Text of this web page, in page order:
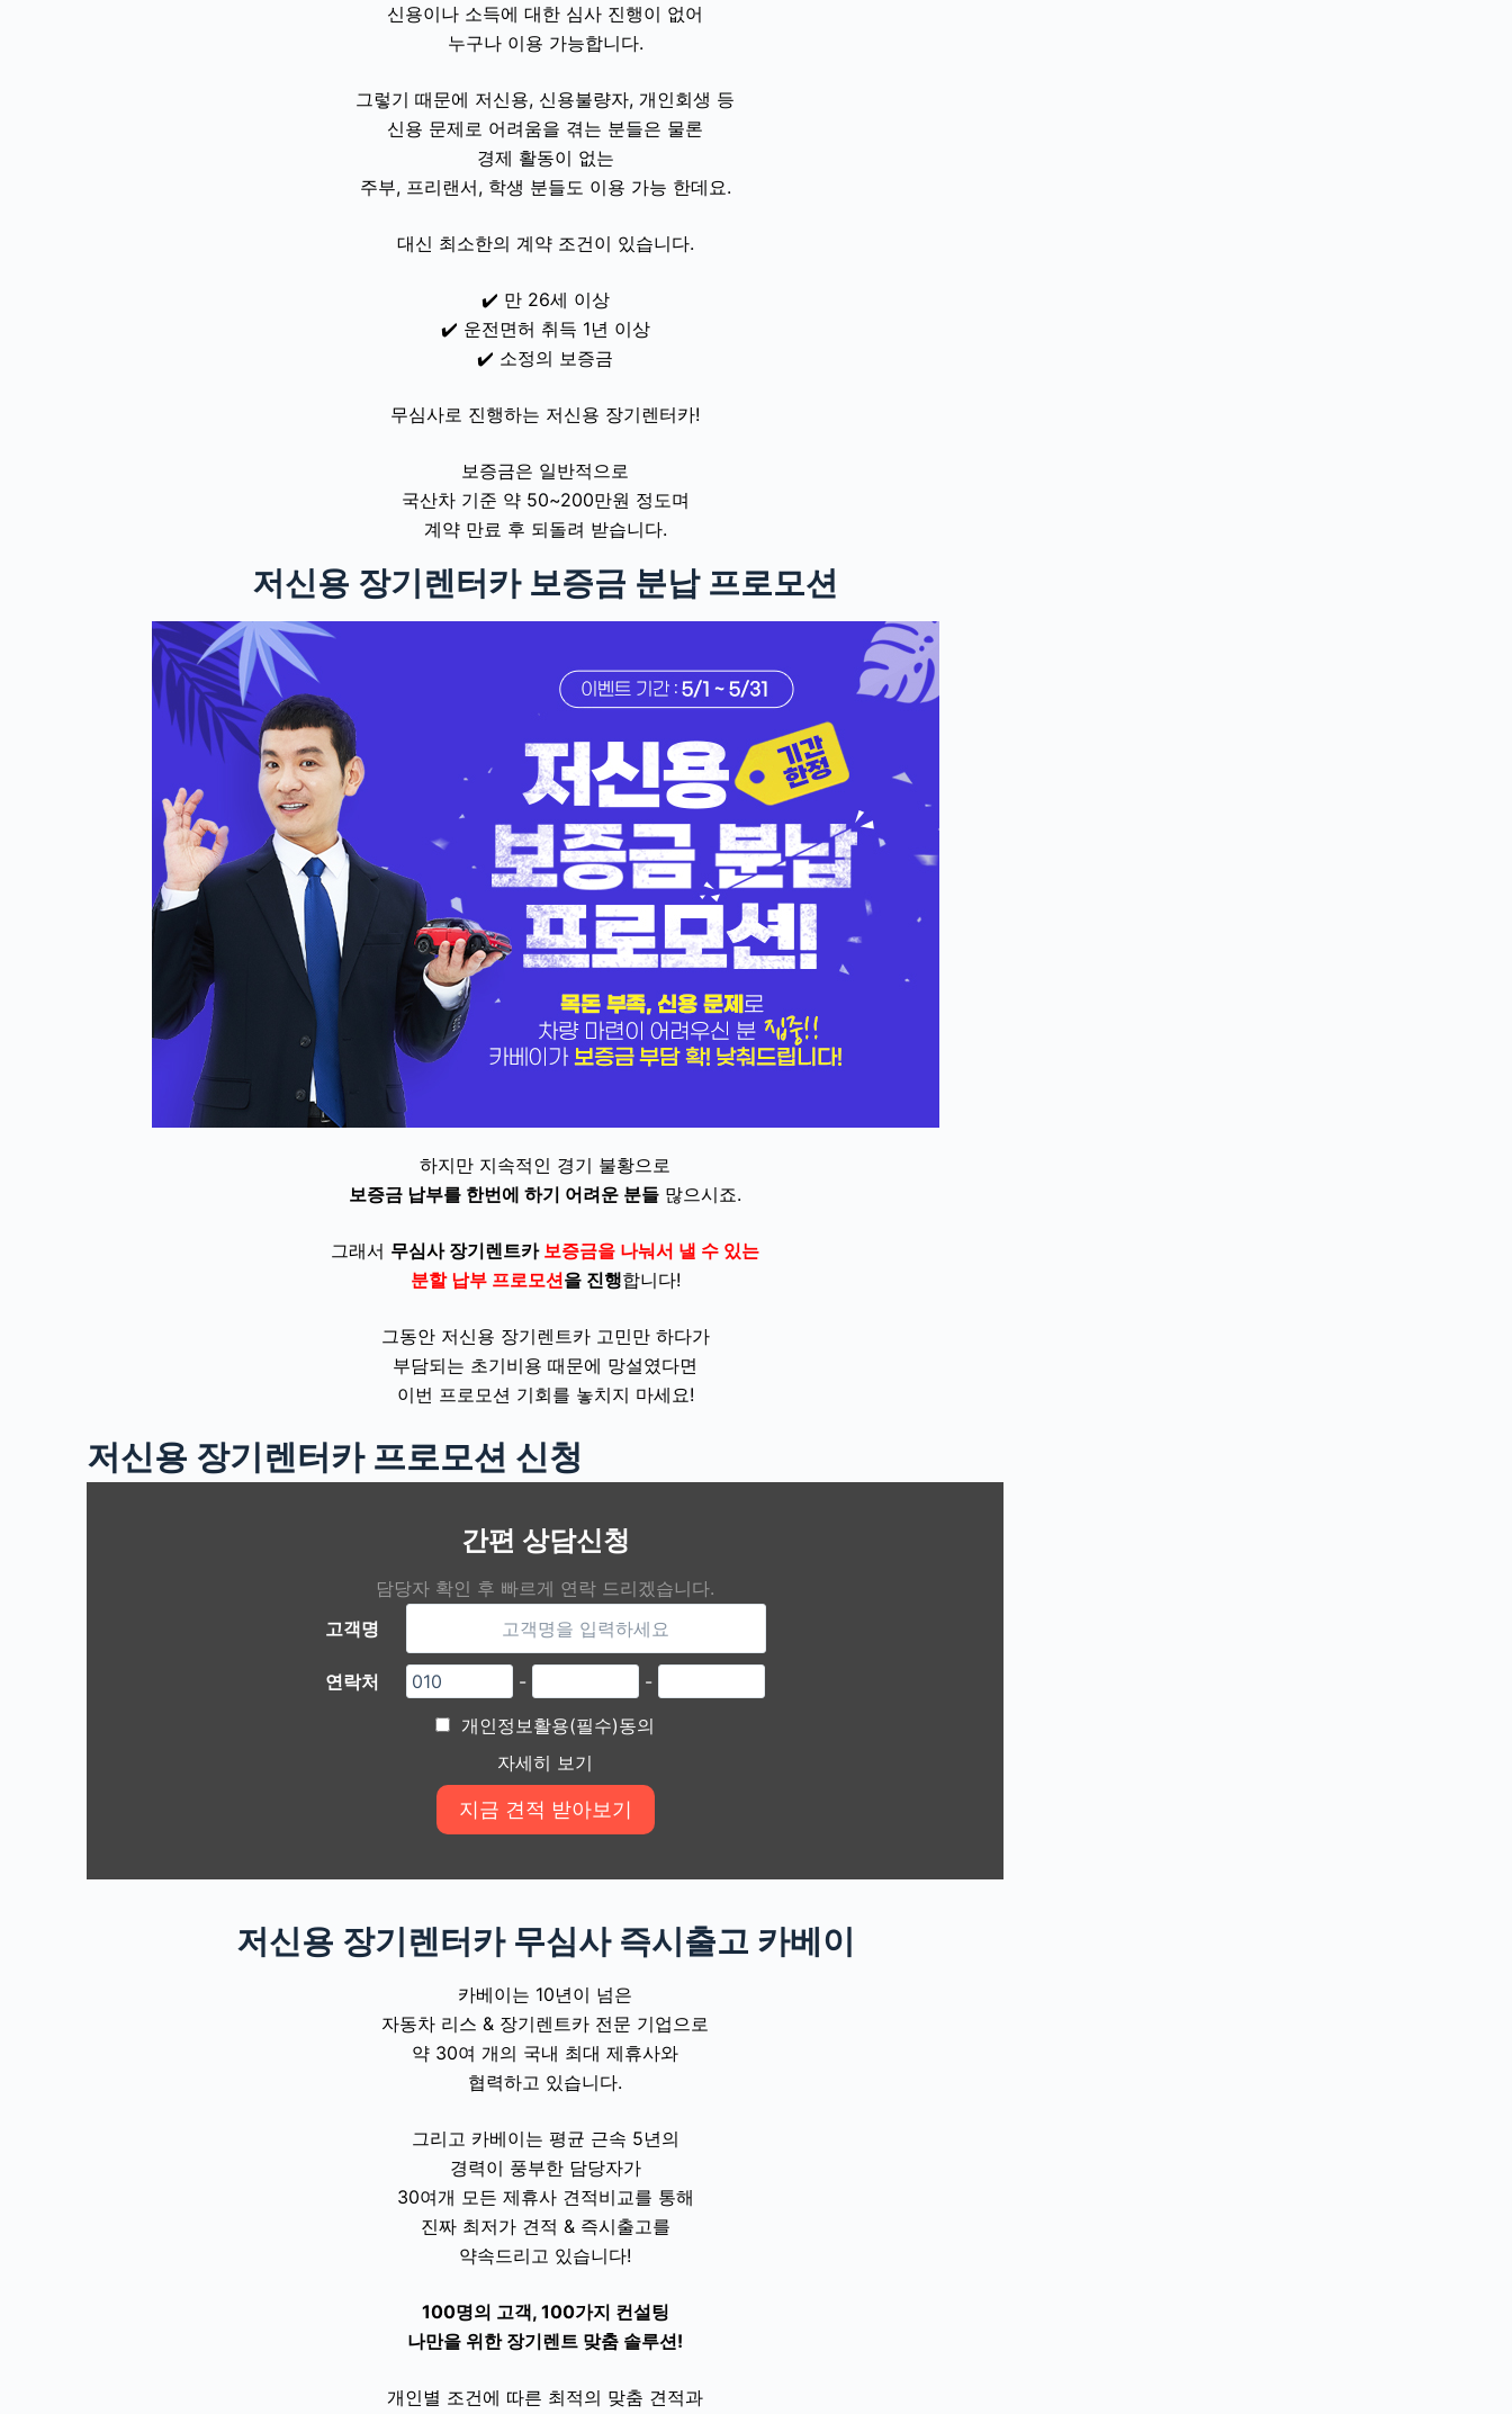
신용이나 소득에 대한 심사 진행이 없어
누구나 이용 가능합니다.
그렇기 때문에 저신용, 신용불량자, 개인회생 등
신용 문제로 어려움을 겪는 분들은 물론
경제 활동이 없는
주부, 프리랜서, 학생 분들도 이용 가능 한데요.
대신 최소한의 계약 조건이 있습니다.
✔️ 만 26세 이상
✔️ 운전면허 취득 1년 이상
✔️ 소정의 보증금
무심사로 진행하는 저신용 장기렌터카!
보증금은 일반적으로
국산차 기준 약 50~200만원 정도며
계약 만료 후 되돌려 받습니다.
저신용 장기렌터카 보증금 분납 프로모션
하지만 지속적인 경기 불황으로
보증금 납부를 한번에 하기 어려운 분들 많으시죠.
그래서 무심사 장기렌트카 보증금을 나눠서 낼 수 있는
분할 납부 프로모션을 진행합니다!
그동안 저신용 장기렌트카 고민만 하다가
부담되는 초기비용 때문에 망설였다면
이번 프로모션 기회를 놓치지 마세요!
저신용 장기렌터카 프로모션 신청
간편 상담신청
담당자 확인 후 빠르게 연락 드리겠습니다.
고객명
연락처 -
-
개인정보활용(필수)동의
자세히 보기
저신용 장기렌터카 무심사 즉시출고 카베이
카베이는 10년이 넘은
자동차 리스 & 장기렌트카 전문 기업으로
약 30여 개의 국내 최대 제휴사와
협력하고 있습니다.
그리고 카베이는 평균 근속 5년의
경력이 풍부한 담당자가
30여개 모든 제휴사 견적비교를 통해
진짜 최저가 견적 & 즉시출고를
약속드리고 있습니다!
100명의 고객, 100가지 컨설팅
나만을 위한 장기렌트 맞춤 솔루션!
개인별 조건에 따른 최적의 맞춤 견적과